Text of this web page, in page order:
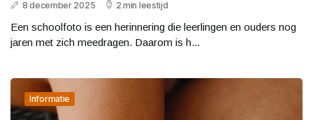
8 december 2025 2 min leestijd
Een schoolfoto is een herinnering die leerlingen en ouders nog
jaren met zich meedragen. Daarom is h...
Informatie